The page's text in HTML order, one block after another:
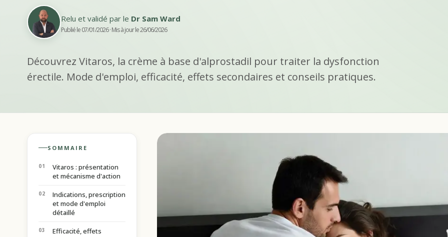
Relu et validé par le Dr Sam Ward
Publié le 07/01/2026· Mis à jour le 26/06/2026
Découvrez Vitaros, la crème à base d'alprostadil pour traiter la dysfonction
érectile. Mode d'emploi, efficacité, effets secondaires et conseils pratiques.
SOMMAIRE
Vitaros : présentation
et mécanisme d'action
Indications, prescription
et mode d'emploi
détaillé
Efficacité, effets